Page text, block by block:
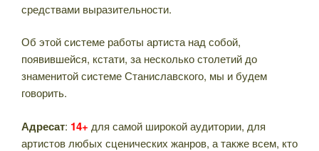
средствами выразительности.
Об этой системе работы артиста над собой,
появившейся, кстати, за несколько столетий до
знаменитой системе Станиславского, мы и будем
говорить.
Адресат: 14+ для самой широкой аудитории, для
артистов любых сценических жанров, а также всем, кто